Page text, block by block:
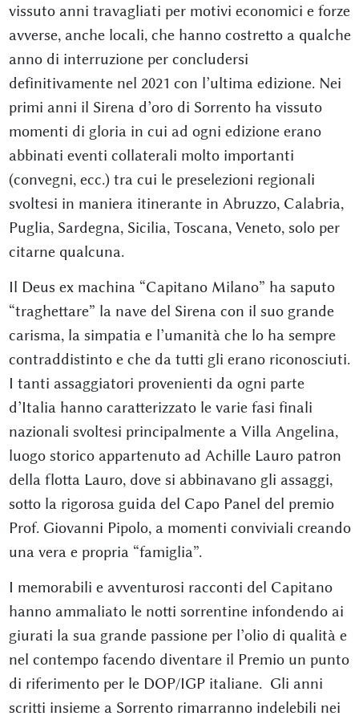
vissuto anni travagliati per motivi economici e forze
avverse, anche locali, che hanno costretto a qualche
anno di interruzione per concludersi
definitivamente nel 2021 con l’ultima edizione. Nei
primi anni il Sirena d’oro di Sorrento ha vissuto
momenti di gloria in cui ad ogni edizione erano
abbinati eventi collaterali molto importanti
(convegni, ecc.) tra cui le preselezioni regionali
svoltesi in maniera itinerante in Abruzzo, Calabria,
Puglia, Sardegna, Sicilia, Toscana, Veneto, solo per
citarne qualcuna.
Il Deus ex machina “Capitano Milano” ha saputo
“traghettare” la nave del Sirena con il suo grande
carisma, la simpatia e l’umanità che lo ha sempre
contraddistinto e che da tutti gli erano riconosciuti.
I tanti assaggiatori provenienti da ogni parte
d’Italia hanno caratterizzato le varie fasi finali
nazionali svoltesi principalmente a Villa Angelina,
luogo storico appartenuto ad Achille Lauro patron
della flotta Lauro, dove si abbinavano gli assaggi,
sotto la rigorosa guida del Capo Panel del premio
Prof. Giovanni Pipolo, a momenti conviviali creando
una vera e propria “famiglia”.
I memorabili e avventurosi racconti del Capitano
hanno ammaliato le notti sorrentine infondendo ai
giurati la sua grande passione per l’olio di qualità e
nel contempo facendo diventare il Premio un punto
di riferimento per le DOP/IGP italiane. Gli anni
scritti insieme a Sorrento rimarranno indelebili nei